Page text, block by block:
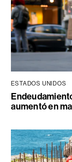
ESTADOS UNIDOS
aumentó en